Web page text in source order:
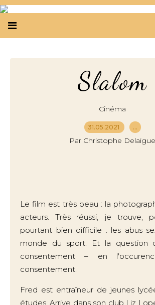
Slalom
Cinéma
31.05.2021 …
Par Christophe Delaigue
Le film est très beau : la
acteurs. Très réussi, je trouve,
pourtant bien difficile : les abus
monde du sport. Et la question
consentement – en
consentement.
Fred est entraîneur de jeunes
études. Arrive dans son club Liz